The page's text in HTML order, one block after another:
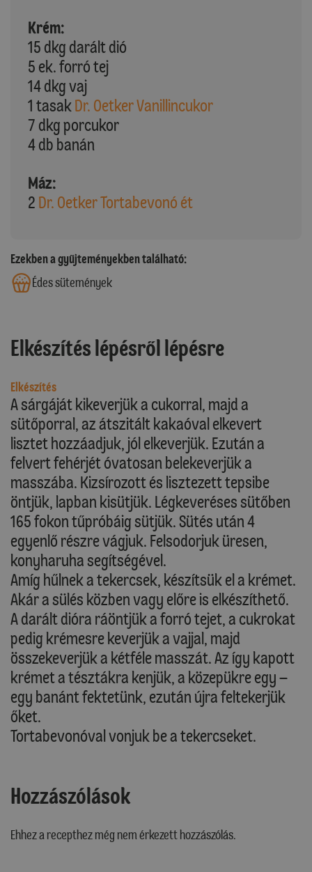
Krém:
15 dkg darált dió
5 ek. forró tej
14 dkg vaj
1 tasak Dr. Oetker Vanillincukor
7 dkg porcukor
4 db banán
Máz:
2 Dr. Oetker Tortabevonó ét
Ezekben a gyűjteményekben található:
Édes sütemények
Elkészítés lépésről lépésre
Elkészítés
A sárgáját kikeverjük a cukorral, majd a
sütőporral, az átszitált kakaóval elkevert
lisztet hozzáadjuk, jól elkeverjük. Ezután a
felvert fehérjét óvatosan belekeverjük a
masszába. Kizsírozott és lisztezett tepsibe
öntjük, lapban kisütjük. Légkeveréses sütőben
165 fokon tűpróbáig sütjük. Sütés után 4
egyenlő részre vágjuk. Felsodorjuk üresen,
konyharuha segítségével.
Amíg hűlnek a tekercsek, készítsük el a krémet.
Akár a sülés közben vagy előre is elkészíthető.
A darált dióra ráöntjük a forró tejet, a cukrokat
pedig krémesre keverjük a vajjal, majd
összekeverjük a kétféle masszát. Az így kapott
krémet a tésztákra kenjük, a közepükre egy –
egy banánt fektetünk, ezután újra feltekerjük
őket.
Tortabevonóval vonjuk be a tekercseket.
Hozzászólások
Ehhez a recepthez még nem érkezett hozzászólás.